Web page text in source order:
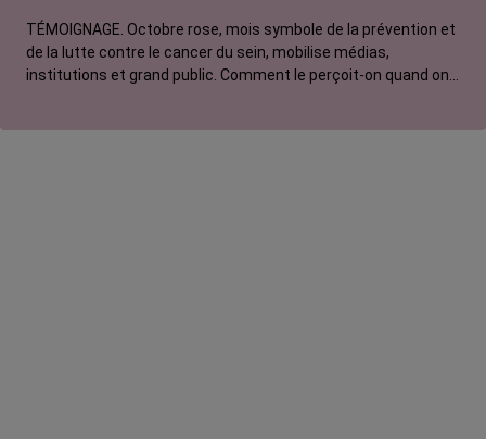
TÉMOIGNAGE. Octobre rose, mois symbole de la prévention et
de la lutte contre le cancer du sein, mobilise médias,
institutions et grand public. Comment le perçoit-on quand on